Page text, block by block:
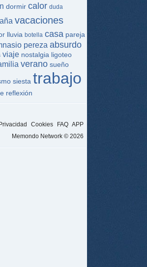
dormir calor duda
vacaciones
lluvia botella casa pareja
pereza absurdo
viaje nostalgia ligoteo
verano sueño
siesta trabajo
reflexión
Cookies FAQ APP
Memondo Network © 2026